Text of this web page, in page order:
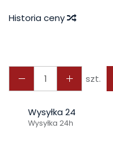
Historia ceny
szt.
Wysyłka 24
Wysyłka 24h